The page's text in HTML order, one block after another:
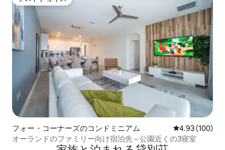
ゲストチョイス
フォー・コーナーズのコンドミニアム レビュー100
4.93 (100)
オーランドのファミリー向け宿泊先 – 公園近くの3寝室